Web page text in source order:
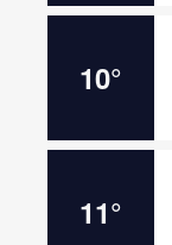
10°
11°